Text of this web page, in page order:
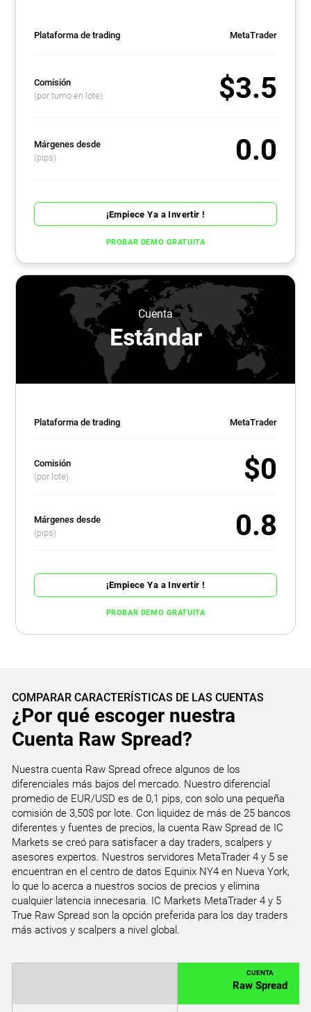
Plataforma de trading MetaTrader
Comisión
(por turno en lote)
$3.5
Márgenes desde
(pips)
0.0
¡Empiece Ya a Invertir !
PROBAR DEMO GRATUITA
Cuenta
Estándar
Plataforma de trading MetaTrader
Comisión
(por lote)
$0
Márgenes desde
(pips)
0.8
¡Empiece Ya a Invertir !
PROBAR DEMO GRATUITA
COMPARAR CARACTERÍSTICAS DE LAS CUENTAS
¿Por qué escoger nuestra
Cuenta Raw Spread?
Nuestra cuenta Raw Spread ofrece algunos de los
diferenciales más bajos del mercado. Nuestro diferencial
promedio de EUR/USD es de 0,1 pips, con solo una pequeña
comisión de 3,50$ por lote. Con liquidez de más de 25 bancos
diferentes y fuentes de precios, la cuenta Raw Spread de IC
Markets se creó para satisfacer a day traders, scalpers y
asesores expertos. Nuestros servidores MetaTrader 4 y 5 se
encuentran en el centro de datos Equinix NY4 en Nueva York,
lo que lo acerca a nuestros socios de precios y elimina
cualquier latencia innecesaria. IC Markets MetaTrader 4 y 5
True Raw Spread son la opción preferida para los day traders
más activos y scalpers a nivel global.
CUENTA
Raw Spread